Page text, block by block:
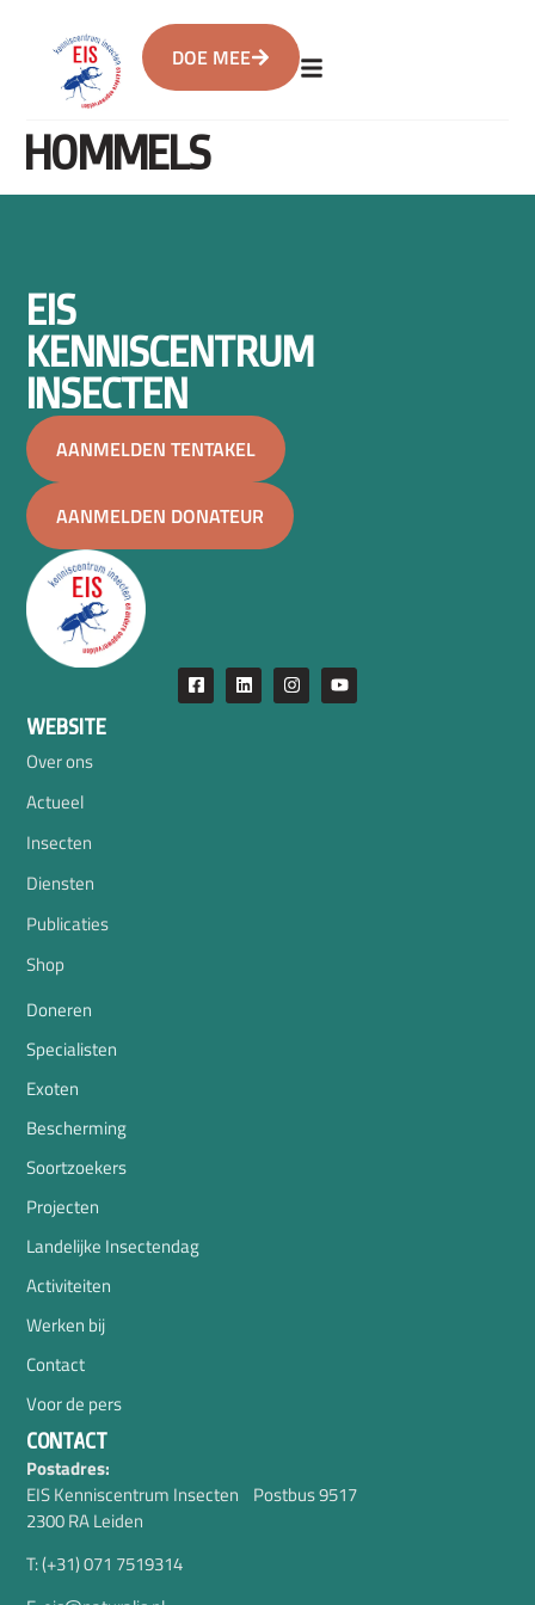
DOE MEE
HOMMELS
EIS
KENNISCENTRUM
INSECTEN
AANMELDEN TENTAKEL
AANMELDEN DONATEUR
WEBSITE
Over ons
Actueel
Insecten
Diensten
Publicaties
Shop
Doneren
Specialisten
Exoten
Bescherming
Soortzoekers
Projecten
Landelijke Insectendag
Activiteiten
Werken bij
Contact
Voor de pers
CONTACT
Postadres:
EIS Kenniscentrum Insecten Postbus 9517
2300 RA Leiden
T: (+31) 071 7519314